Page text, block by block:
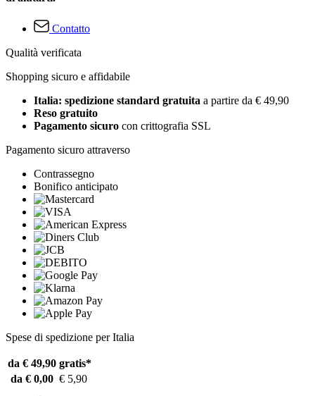
Contatto
Qualità verificata
Shopping sicuro e affidabile
Italia: spedizione standard gratuita a partire da € 49,90
Reso gratuito
Pagamento sicuro con crittografia SSL
Pagamento sicuro attraverso
Contrassegno
Bonifico anticipato
Spese di spedizione per Italia
da € 49,90 gratis*
da € 0,00 € 5,90